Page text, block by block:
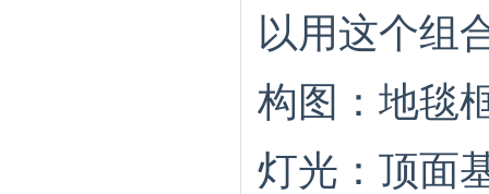
以用这个组
构图：地毯
灯光：顶面